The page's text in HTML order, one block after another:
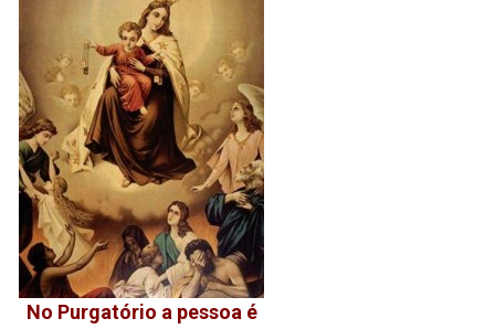
No Purgatório a pessoa é